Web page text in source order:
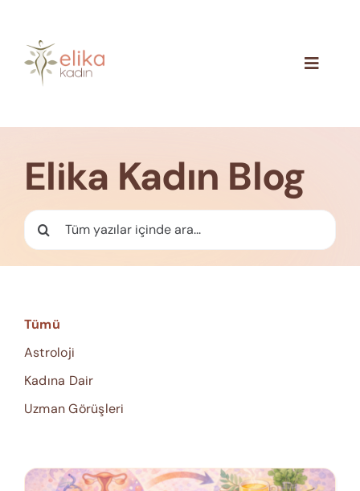
content
Toggle
İletişim
Elika Kadın Blog
Ara:
Tümü
Astroloji
Kadına Dair
Uzman Görüşleri